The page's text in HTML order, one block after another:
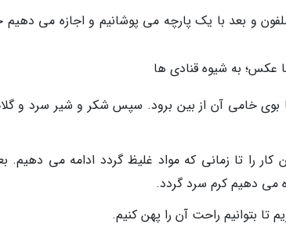
و بعد با یک پارچه می پوشانیم و اجازه می
عکس؛ به شیوه قنادی ها
بوی خامی آن از بین برود. سپس شکر و شیر سرد و
را تا زمانی که مواد غلیظ گردد ادامه می دهیم.
می دهیم کرم سرد گردد.
تا بتوانیم راحت آن را پهن کنیم.